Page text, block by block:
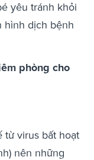
yêu tránh khỏi
hình dịch bệnh
phòng cho
từ virus bất hoạt
nên những